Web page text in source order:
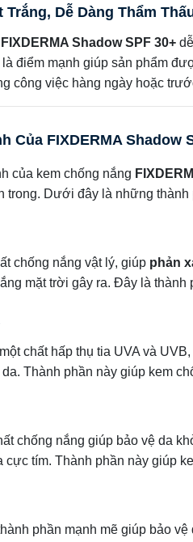
Dễ Dàng Thẩm
FIXDERMA Shadow SPF 30+
điểm mạnh giúp sản phẩm
công việc hàng ngày hoặc
Của FIXDERMA Shadow
của kem chống nắng
trong. Dưới đây là những thành
chống nắng vật lý, giúp phản
mặt trời gây ra. Đây là thành
chất hấp thụ tia UVA và
Thành phần này giúp kem
chống nắng giúp bảo vệ da
tím. Thành phần này giúp
phần mạnh mẽ giúp bảo vệ